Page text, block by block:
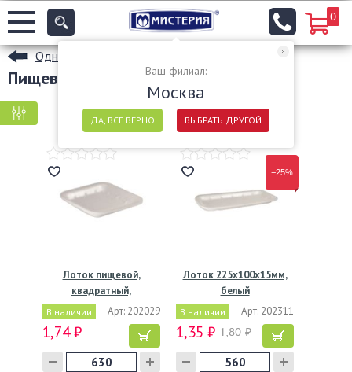
Ваш филиал:
Москва
ДА, ВСЕ ВЕРНО ВЫБРАТЬ ДРУГОЙ
0
Одноразовые пищевые контейнеры
Пищевые лотки
Лоток пищевой,
квадратный,
135х135х20мм,…
В наличии Арт: 202029
1,74 ₽
−25%
Лоток 225х100х15мм,
белый
В наличии Арт: 202311
1,35 ₽ 1,80 ₽